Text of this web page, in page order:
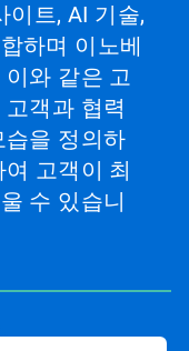
이트, AI 기술,
하며 이노베
와 같은 고
객과 협력
을 정의하
고객이 최
수 있습니